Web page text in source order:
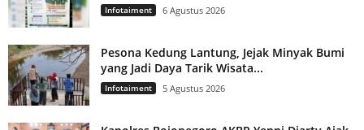
Infotaiment 6 Agustus 2026
Pesona Kedung Lantung, Jejak Minyak Bumi
yang Jadi Daya Tarik Wisata...
Infotaiment 5 Agustus 2026